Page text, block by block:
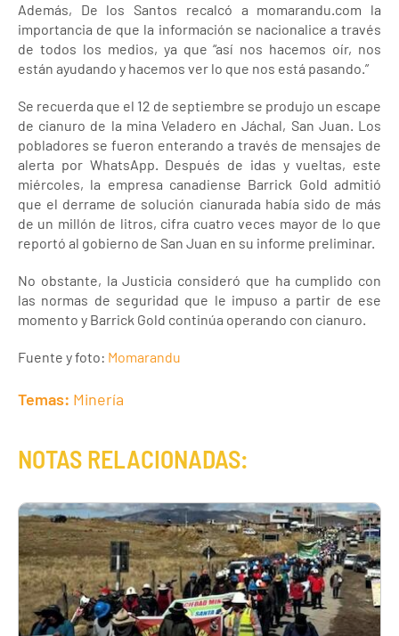
Además, De los Santos recalcó a momarandu.com la
importancia de que la información se nacionalice a través
de todos los medios, ya que “así nos hacemos oír, nos
están ayudando y hacemos ver lo que nos está pasando.”
Se recuerda que el 12 de septiembre se produjo un escape
de cianuro de la mina Veladero en Jáchal, San Juan. Los
pobladores se fueron enterando a través de mensajes de
alerta por WhatsApp. Después de idas y vueltas, este
miércoles, la empresa canadiense Barrick Gold admitió
que el derrame de solución cianurada había sido de más
de un millón de litros, cifra cuatro veces mayor de lo que
reportó al gobierno de San Juan en su informe preliminar.
No obstante, la Justicia consideró que ha cumplido con
las normas de seguridad que le impuso a partir de ese
momento y Barrick Gold continúa operando con cianuro.
Fuente y foto: Momarandu
Temas: Minería
NOTAS RELACIONADAS: